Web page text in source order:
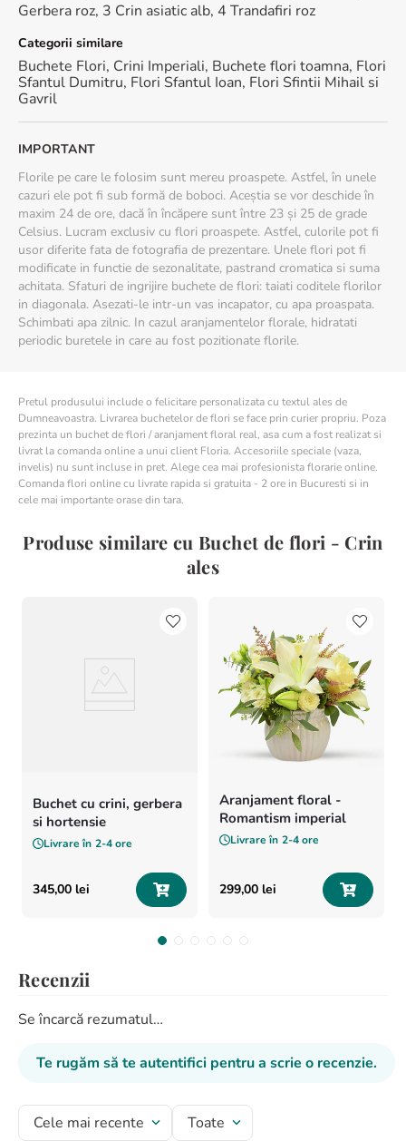
Dimensiune: 40 cm (inaltime) - 30 cm (diametrul buchetului)
Gerbera roz, 3 Crin asiatic alb, 4 Trandafiri roz
Categorii similare
Buchete Flori, Crini Imperiali, Buchete flori toamna, Flori
Sfantul Dumitru, Flori Sfantul Ioan, Flori Sfintii Mihail si
Gavril
IMPORTANT
Florile pe care le folosim sunt mereu proaspete. Astfel, în unele
cazuri ele pot fi sub formă de boboci. Aceștia se vor deschide în
maxim 24 de ore, dacă în încăpere sunt între 23 și 25 de grade
Celsius. Lucram exclusiv cu flori proaspete. Astfel, culorile pot fi
usor diferite fata de fotografia de prezentare. Unele flori pot fi
modificate in functie de sezonalitate, pastrand cromatica si suma
achitata. Sfaturi de ingrijire buchete de flori: taiati coditele florilor
in diagonala. Asezati-le intr-un vas incapator, cu apa proaspata.
Schimbati apa zilnic. In cazul aranjamentelor florale, hidratati
periodic buretele in care au fost pozitionate florile.
Pretul produsului include o felicitare personalizata cu textul ales de
Dumneavoastra. Livrarea buchetelor de flori se face prin curier propriu. Poza
prezinta un buchet de flori / aranjament floral real, asa cum a fost realizat si
livrat la comanda online a unui client Floria. Accesoriile speciale (vaza,
invelis) nu sunt incluse in pret. Alege cea mai profesionista florarie online.
Comanda flori online cu livrate rapida si gratuita - 2 ore in Bucuresti si in
cele mai importante orase din tara.
Produse similare cu Buchet de flori - Crin
ales
Buchet cu crini, gerbera
si hortensie
Livrare în 2-4 ore
345,00 lei
Aranjament floral -
Romantism imperial
Livrare în 2-4 ore
299,00 lei
Recenzii
Se încarcă rezumatul…
Te rugăm să te autentifici pentru a scrie o recenzie.
Cele mai recente Toate